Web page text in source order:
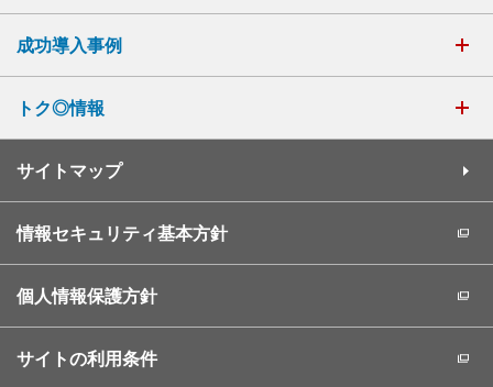
成功導入事例
トク◎情報
サイトマップ
情報セキュリティ基本方針
個人情報保護方針
サイトの利用条件